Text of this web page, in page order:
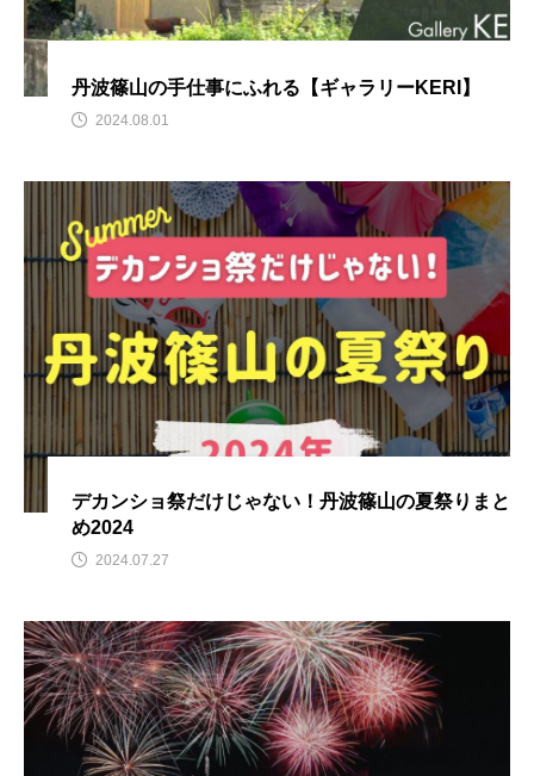
丹波篠山の手仕事にふれる【ギャラリーKERI】
2024.08.01
デカンショ祭だけじゃない！丹波篠山の夏祭りまと
め2024
2024.07.27